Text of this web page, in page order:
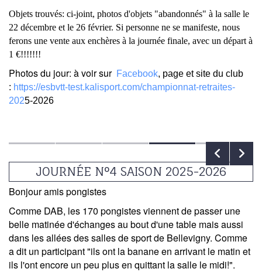
Objets trouvés: ci-joint, photos d'objets "abandonnés" à la salle le
22 décembre et le 26 février. Si personne ne se manifeste, nous
ferons une vente aux enchères à la journée finale, avec un départ à
1 €!!!!!!!
Photos du jour: à voir sur Facebook, page et site du club
: https://esbvtt-test.kalisport.com/championnat-retraites-
2025-2026
JOURNÉE N°4 SAISON 2025-2026
Bonjour amis pongistes
Comme DAB, les 170 pongistes viennent de passer une
belle matinée d'échanges au bout d'une table mais aussi
dans les allées des salles de sport de Bellevigny. Comme
a dit un participant"ils ont la banane en arrivant le matin et
ils l'ont encore un peu plus en quittant la salle le midi!".